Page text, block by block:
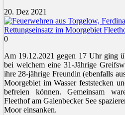
20. Dez 2021
Rettungseinsatz im Moorgebiet
0
Am 19.12.2021 gegen 17 Uhr ging
bei welchem eine 31-Jährige
ihre 28-jährige Freundin (ebenfalls
Moorgebiet im Wasser feststecken
befreien können. Gemeinsam
Fleethof am Galenbecker See
Moor einsanken.